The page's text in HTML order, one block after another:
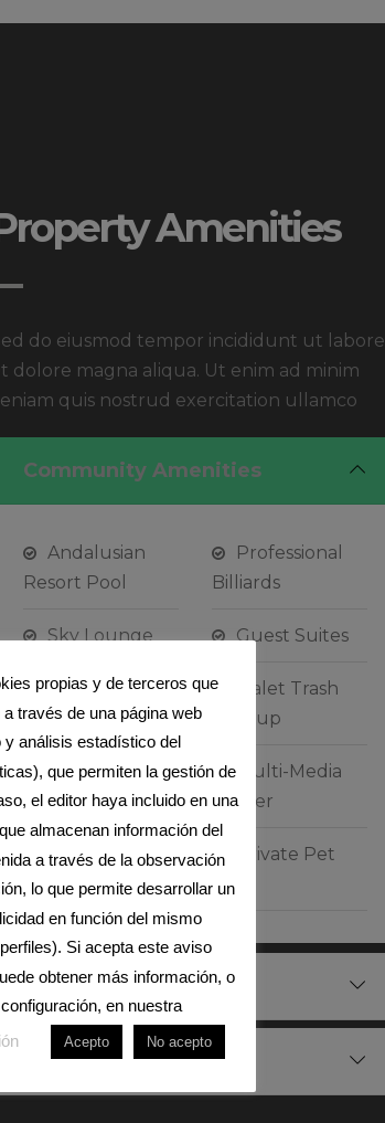
Amenities
do eiusmod tempor incididunt ut labore
dolore magna aliqua. Ut enim ad minim
quis nostrud exercitation ullamco
Community Amenities
Andalusian
Resort Pool
Sky Lounge
Starbucks
Bistro
Yoga/Aerobics
Studio
Wifi Cafe
Professional
Billiards
Guest Suites
Valet Trash
Pick-up
Multi-Media
Center
Private Pet
Park
Home Amentities
Other Amentities
propias y de terceros que
través de una página web
análisis estadístico del
que permiten la gestión de
el editor haya incluido en una
almacenan información del
a través de la observación
lo que permite desarrollar un
en función del mismo
Si acepta este aviso
obtener más información, o
en nuestra
Acepto No acepto